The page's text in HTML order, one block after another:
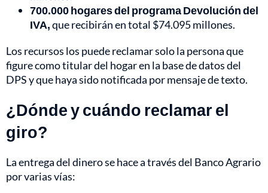
700.000 hogares del programa Devolución del
IVA,que recibirán en total $74.095 millones.
Los recursos los puede reclamar solo la persona que
figure como titular del hogar en la base de datos del
DPS y que haya sido notificada por mensaje de texto.
¿Dónde y cuándo reclamar el
giro?
La entrega del dinero se hace a través del Banco Agrario
por varias vías: